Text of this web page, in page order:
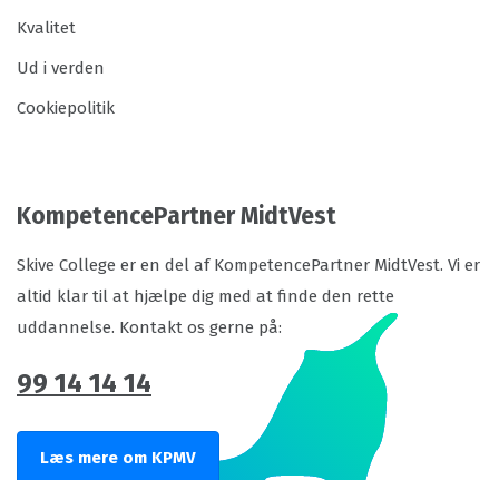
Kvalitet
Ud i verden
Cookiepolitik
KompetencePartner MidtVest
Skive College er en del af KompetencePartner MidtVest. Vi er
altid klar til at hjælpe dig med at finde den rette
uddannelse. Kontakt os gerne på:
99 14 14 14
Læs mere om KPMV